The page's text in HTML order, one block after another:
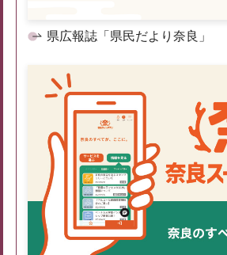
県広報誌「県民だより奈良」